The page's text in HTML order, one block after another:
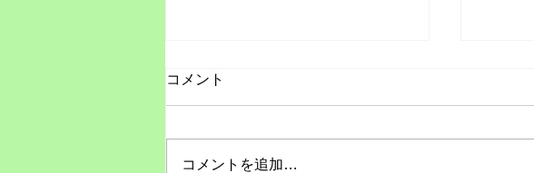
コメント
コメントを追加…